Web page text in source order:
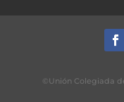
©Unión Colegiada